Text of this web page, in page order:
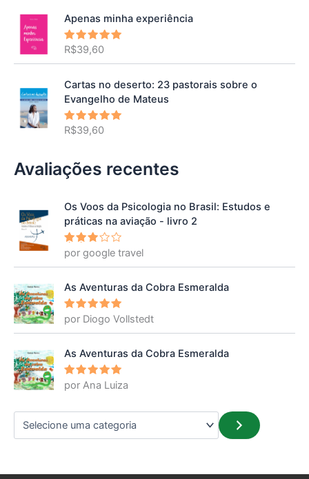
Apenas minha experiência
Avaliação
de 5
R$39,60
Cartas no deserto: 23 pastorais sobre o
Evangelho de Mateus
Avaliação
de 5
R$39,60
Avaliações recentes
Os Voos da Psicologia no Brasil: Estudos e
práticas na aviação - livro 2
Avalia
ção3
por google travel
As Aventuras da Cobra Esmeralda
Avaliação
5
por Diogo Vollstedt
As Aventuras da Cobra Esmeralda
Avaliação
5
por Ana Luiza